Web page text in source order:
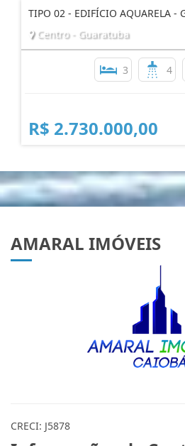
TIPO 02 - EDIFÍCIO AQUARELA -
Centro - Guaratuba
3 4
R$ 2.730.000,00
AMARAL IMÓVEIS
CRECI: J5878